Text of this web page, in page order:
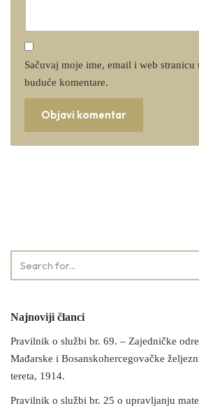
Sačuvaj moje ime, email i web
buduće komentare.
Najnoviji članci
Pravilnik o službi br. 69. – Zajedničke
Mađarske i Bosanskohercegovačke
tereta, 1914.
Pravilnik o službi br. 25 o upravljanju